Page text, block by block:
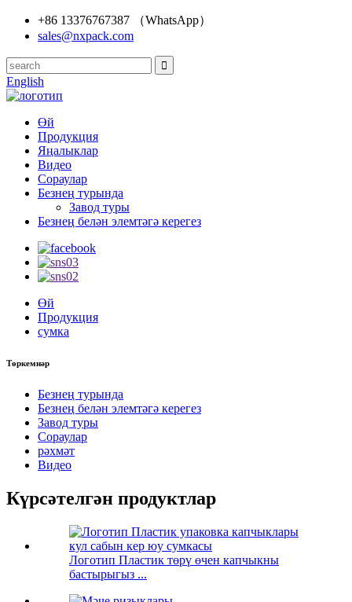
+86 13376767387 （WhatsApp）
sales@nxpack.com
English
Өй
Продукция
Яңалыклар
Видео
Сораулар
Безнең турында
Завод туры
Безнең белән элемтәгә керегез
Өй
Продукция
сумка
Төркемнәр
Безнең турында
Безнең белән элемтәгә керегез
Завод туры
Сораулар
рәхмәт
Видео
Күрсәтелгән продуктлар
Логотип Пластик төрү өчен капчыкны
бастырыгыз ...